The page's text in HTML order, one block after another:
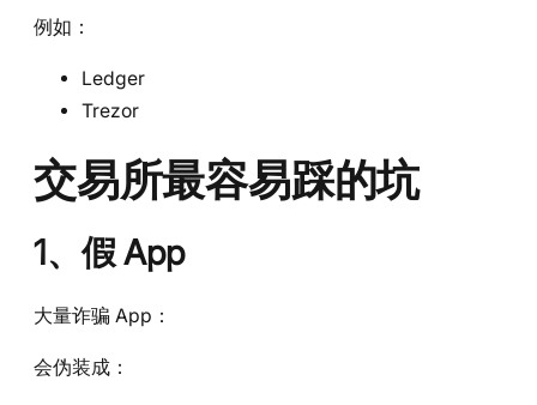
例如：
Ledger
Trezor
交易所最容易踩的坑
1、假 App
大量诈骗 App：
会伪装成：